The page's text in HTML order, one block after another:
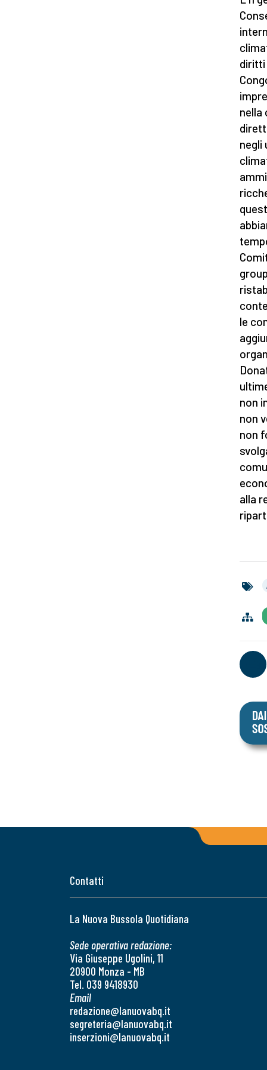
diritti
nella
negli
le
non
non
non
alla
Contatti
La Nuova Bussola Quotidiana
Sede operativa redazione:
Via Giuseppe Ugolini, 11
20900 Monza - MB
Tel. 039 9418930
Email
redazione@lanuovabq.it
segreteria@lanuovabq.it
inserzioni@lanuovabq.it